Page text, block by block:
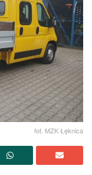
fot. MZK Łęknica